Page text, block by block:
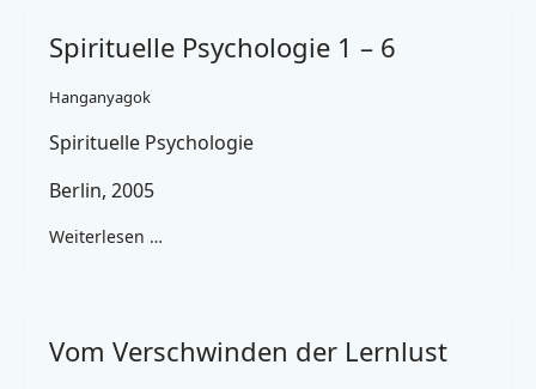
Spirituelle Psychologie 1 – 6
Hanganyagok
Spirituelle Psychologie
Berlin, 2005
Weiterlesen …
Vom Verschwinden der Lernlust